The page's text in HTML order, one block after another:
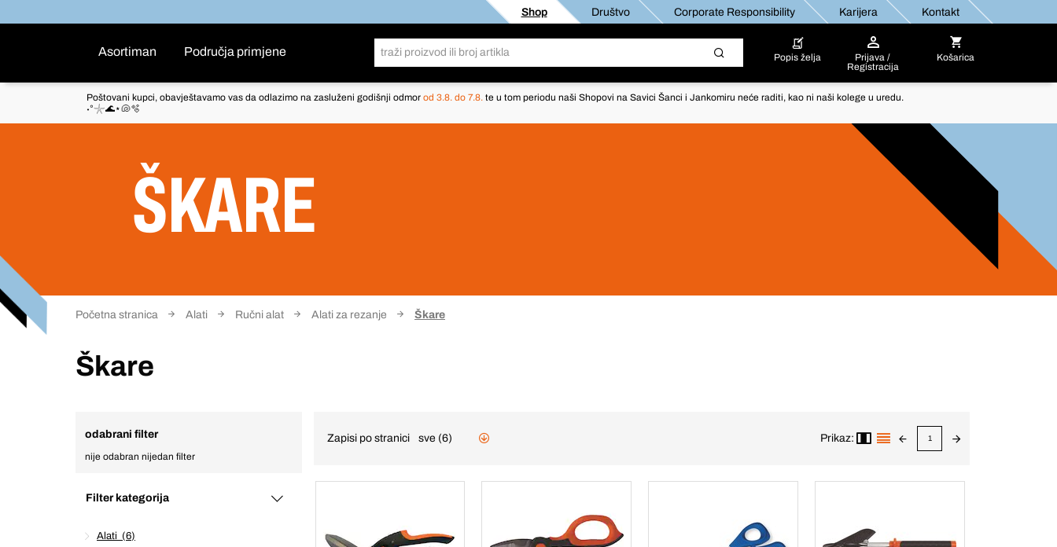
Shop Društvo Corporate Responsibility Karijera Kontakt
Asortiman Područja primjene Popis želja
Prijava /
Registracija
Košarica
Poštovani kupci, obavještavamo vas da odlazimo na zasluženi godišnji odmor od 3.8. do 7.8. te u tom periodu naši Shopovi na Savici Šanci i Jankomiru neće raditi, kao ni naši kolege u uredu.
˖°𓇼🌊⋆🐚🫧
ŠKARE
Početna stranica Alati Ručni alat Alati za rezanje Škare
Škare
odabrani filter
nije odabran nijedan filter
Filter kategorija
Alati 6
Zapisi po stranici sve (6) Prikaz: 1